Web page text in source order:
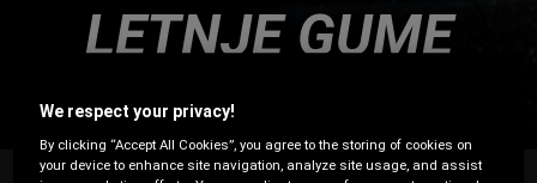
LETNJE GUME
We respect your privacy!
By clicking “Accept All Cookies”, you agree to the storing of cookies on
your device to enhance site navigation, analyze site usage, and assist